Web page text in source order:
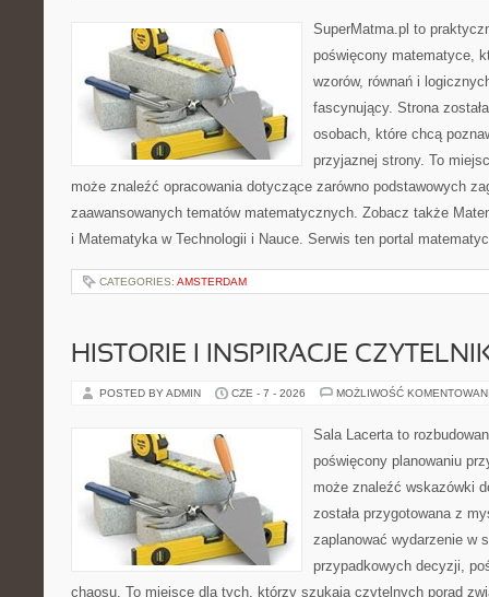
SuperMatma.pl to
poświęcony matematyce,
wzorów, równań i
fascynujący. Strona
osobach, które chcą
przyjaznej strony. To
może znaleźć opracowania dotyczące zarówno podstawowych
zaawansowanych tematów matematycznych. Zobacz także
i Matematyka w Technologii i Nauce. Serwis ten portal
CATEGORIES: AMSTERDAM
HISTORIE I INSPIRACJE
POSTED BY ADMIN CZE - 7 - 2026 MOŻLIWOŚĆ
Sala Lacerta to
poświęcony planowaniu
może znaleźć wskazówki
została przygotowana z
zaplanować wydarzenie w
przypadkowych decyzji,
chaosu. To miejsce dla tych, którzy szukają czytelnych porad